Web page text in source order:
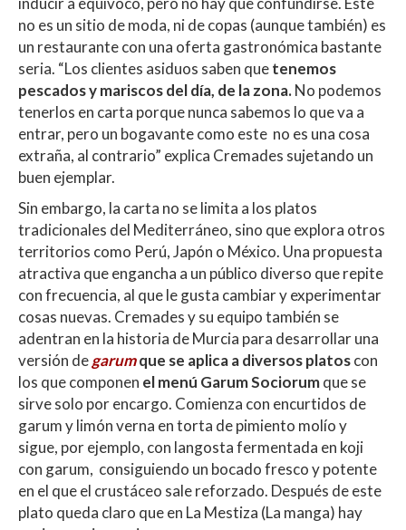
no es un sitio de moda, ni de copas (aunque también) es
un restaurante con una oferta gastronómica bastante
seria. “Los clientes asiduos saben quetenemos
pescados y mariscos del día, de la zona.No podemos
tenerlos en carta porque nunca sabemos lo que va a
entrar, pero un bogavante como este no es una cosa
extraña, al contrario” explica Cremades sujetando un
buen ejemplar.
Sin embargo, la carta no se limita a los platos
tradicionales del Mediterráneo, sino que explora otros
territorios como Perú, Japón o México. Una propuesta
atractiva que engancha a un público diverso que repite
con frecuencia, al que le gusta cambiar y experimentar
cosas nuevas. Cremades y su equipo también se
adentran en la historia de Murcia para desarrollar una
versión degarumque se aplica a diversos platoscon
los que componen el menú Garum Sociorumque se
sirve solo por encargo. Comienza con encurtidos de
garum y limón verna en torta de pimiento molío y
sigue, por ejemplo, con langosta fermentada en koji
con garum, consiguiendo un bocado fresco y potente
en el que el crustáceo sale reforzado. Después de este
plato queda claro que en La Mestiza (La manga) hay